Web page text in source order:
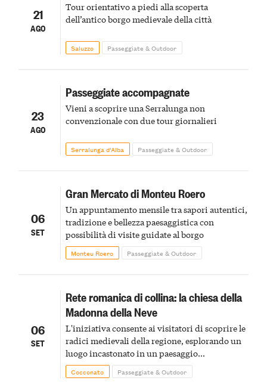
21
AGO
Tour orientativo a piedi alla scoperta
dell’antico borgo medievale della città
Saluzzo Passeggiate & Outdoor
23
AGO
Passeggiate accompagnate
Vieni a scoprire una Serralunga non
convenzionale con due tour giornalieri
Serralunga d’Alba Passeggiate & Outdoor
06
SET
Gran Mercato di Monteu Roero
Un appuntamento mensile tra sapori autentici,
tradizione e bellezza paesaggistica con
possibilità di visite guidate al borgo
Monteu Roero Passeggiate & Outdoor
06
SET
Rete romanica di collina: la chiesa della
Madonna della Neve
L'iniziativa consente ai visitatori di scoprire le
radici medievali della regione, esplorando un
luogo incastonato in un paesaggio
caratterizzato da vigneti e valli
Cocconato Passeggiate & Outdoor